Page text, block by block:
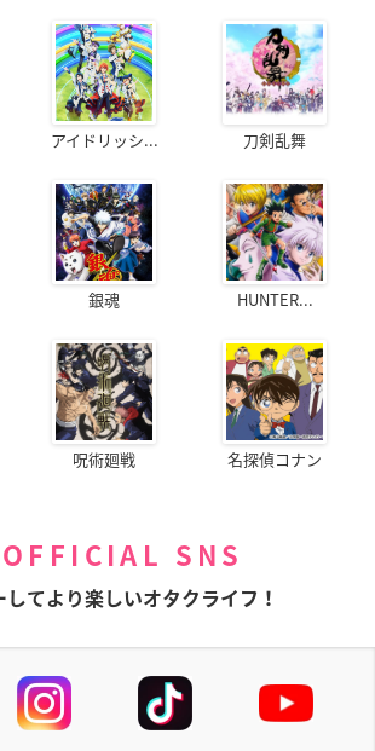
アイドリッシ... 刀剣乱舞
銀魂 HUNTER...
呪術廻戦 名探偵コナン
OFFICIAL SNS
してより楽しいオタクライフ！